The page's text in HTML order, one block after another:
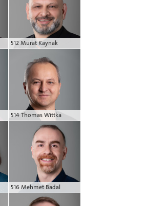
512 Murat Kaynak
514 Thomas Wittka
516 Mehmet Badal